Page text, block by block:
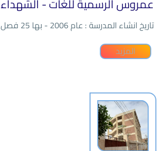
عمروس الرسمية للغات - الشهداء
تاريخ انشاء المدرسة : عام 2006 - بها 25 فصل - 41 مدرس
المزيد